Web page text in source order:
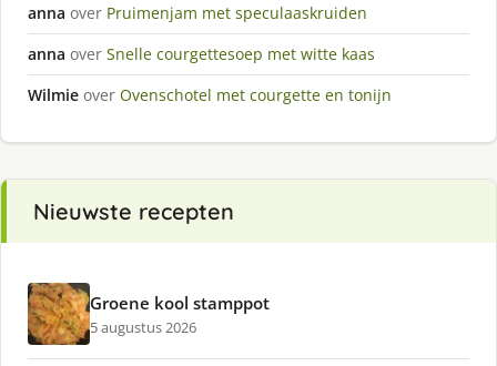
anna over Pruimenjam met speculaaskruiden
anna over Snelle courgettesoep met witte kaas
Wilmie over Ovenschotel met courgette en tonijn
Nieuwste recepten
Groene kool stamppot
5 augustus 2026